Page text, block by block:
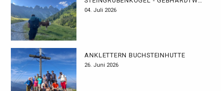
04. Juli 2026
ANKLETTERN BUCHSTEINHÜTTE
26. Juni 2026